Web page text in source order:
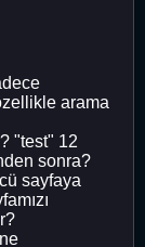
arama
"test" 12
sonra?
sayfaya